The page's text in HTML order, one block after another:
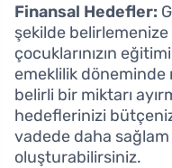
Finansal Hedefler:
şekilde belirlemenize
çocuklarınızın
emeklilik
belirli bir miktarı
hedeflerinizi
vadede daha sağlam
oluşturabilirsiniz.